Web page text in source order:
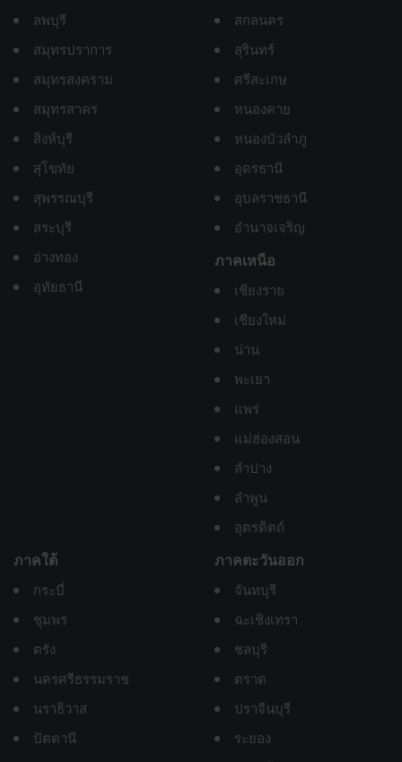
ลพบุรี
สมุทรปราการ
สมุทรสงคราม
สมุทรสาคร
สิงห์บุรี
สุโขทัย
สุพรรณบุรี
สระบุรี
อ่างทอง
อุทัยธานี
สกลนคร
สุรินทร์
ศรีสะเกษ
หนองคาย
หนองบัวลำภู
อุดรธานี
อุบลราชธานี
อำนาจเจริญ
ภาคเหนือ
เชียงราย
เชียงใหม่
น่าน
พะเยา
แพร่
แม่ฮ่องสอน
ลำปาง
ลำพูน
อุตรดิตถ์
ภาคใต้
กระบี่
ชุมพร
ตรัง
นครศรีธรรมราช
นราธิวาส
ปัตตานี
ภาคตะวันออก
จันทบุรี
ฉะเชิงเทรา
ชลบุรี
ตราด
ปราจีนบุรี
ระยอง